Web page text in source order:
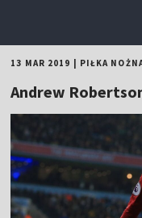
13 MAR 2019 PIŁKA
Andrew